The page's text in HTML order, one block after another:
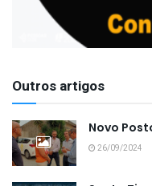
Outros artigos
Novo
26/09/2024